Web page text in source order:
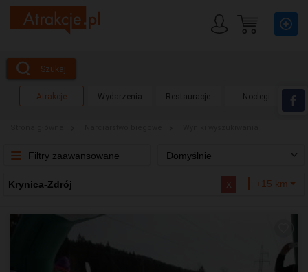
Szukaj
Atrakcje Wydarzenia Restauracje Noclegi
Filtry zaawansowane Domyślnie
Krynica-Zdrój x +15 km